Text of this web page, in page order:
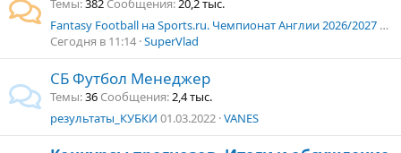
Темы 382 Сообщения 20,2 тыс.
Fantasy Football на Sports.ru. Чемпионат Англии 2026/2027 г. Чемпионшип.
Сегодня в 11:14 SuperVlad
СБ Футбол Менеджер
Темы 36 Сообщения 2,4 тыс.
результаты_КУБКИ 01.03.2022 VANES